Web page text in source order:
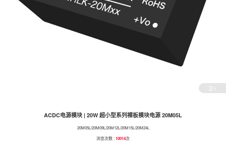
2 /1
ACDC电源模块 | 20W 超小型系列裸板模块电源 20M05L
20M05L/20M09L/20M12L/20M15L/20M24L
浏览次数 :10014次